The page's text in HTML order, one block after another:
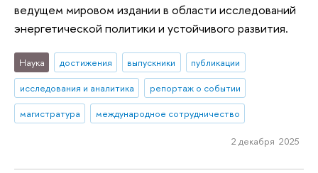
ведущем мировом издании в области исследований
энергетической политики и устойчивого развития.
Наука достижения выпускники
публикации
исследования и аналитика
репортаж о событии
магистратура
международное сотрудничество
2 декабря 2025